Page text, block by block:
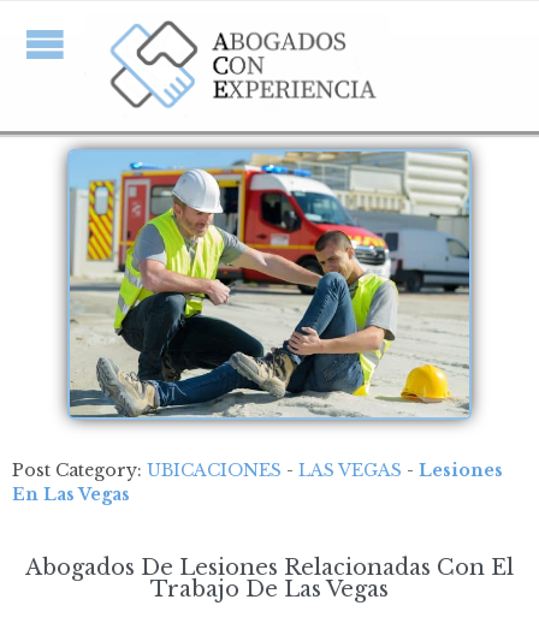
Post Category: UBICACIONES - LAS VEGAS - Lesiones
En Las Vegas
Abogados De Lesiones Relacionadas Con El
Trabajo De Las Vegas